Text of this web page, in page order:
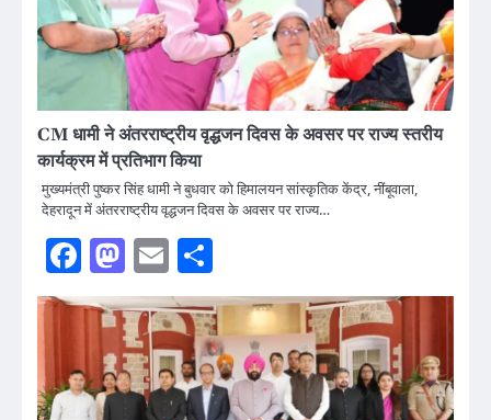
CM धामी ने अंतरराष्ट्रीय वृद्धजन दिवस के अवसर पर राज्य स्तरीय
कार्यक्रम में प्रतिभाग किया
मुख्यमंत्री पुष्कर सिंह धामी ने बुधवार को हिमालयन सांस्कृतिक केंद्र, नींबूवाला,
देहरादून में अंतरराष्ट्रीय वृद्धजन दिवस के अवसर पर राज्य…
Facebook
Mastodon
Email